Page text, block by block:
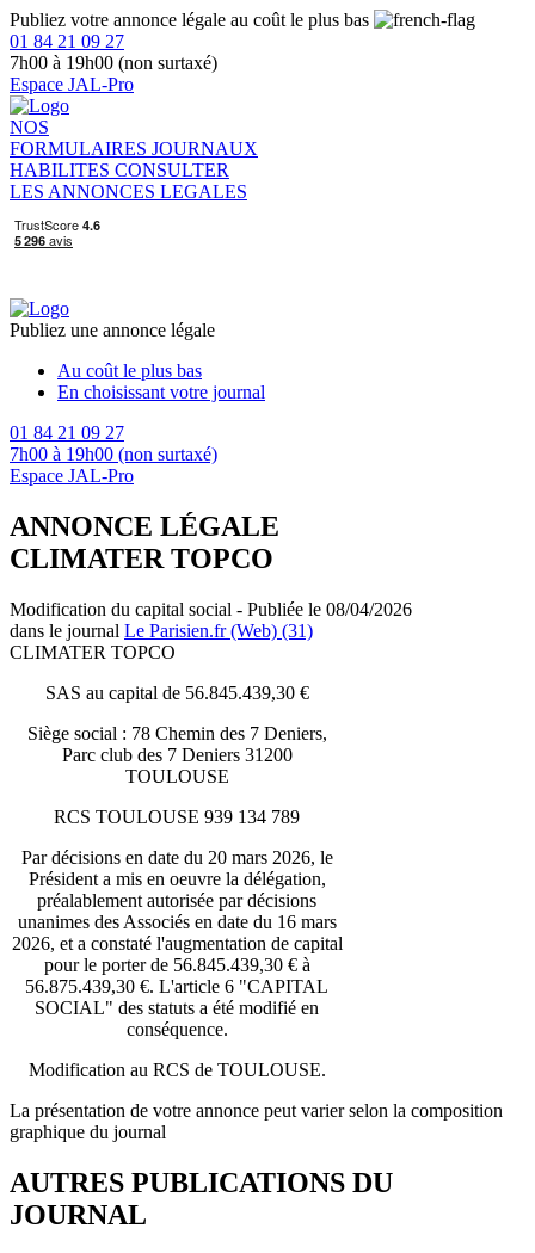
Publiez votre annonce légale au coût le plus bas
01 84 21 09 27
7h00 à 19h00 (non surtaxé)
Espace JAL-Pro
NOS
FORMULAIRES JOURNAUX
HABILITES CONSULTER
LES ANNONCES LEGALES
Publiez une annonce légale
Au coût le plus bas
En choisissant votre journal
01 84 21 09 27
7h00 à 19h00 (non surtaxé)
Espace JAL-Pro
ANNONCE LÉGALE
CLIMATER TOPCO
Modification du capital social - Publiée le 08/04/2026
dans le journal Le Parisien.fr (Web) (31)
CLIMATER TOPCO
SAS au capital de 56.845.439,30 €
Siège social : 78 Chemin des 7 Deniers,
Parc club des 7 Deniers 31200
TOULOUSE
RCS TOULOUSE 939 134 789
Par décisions en date du 20 mars 2026, le
Président a mis en oeuvre la délégation,
préalablement autorisée par décisions
unanimes des Associés en date du 16 mars
2026, et a constaté l'augmentation de capital
pour le porter de 56.845.439,30 € à
56.875.439,30 €. L'article 6 "CAPITAL
SOCIAL" des statuts a été modifié en
conséquence.
Modification au RCS de TOULOUSE.
La présentation de votre annonce peut varier selon la composition
graphique du journal
AUTRES PUBLICATIONS DU
JOURNAL